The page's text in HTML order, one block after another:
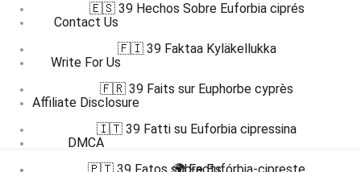
Contact Us
Write For Us
Affiliate Disclosure
DMCA
🇪🇸 39 Hechos Sobre Euforbia ciprés
🇫🇮 39 Faktaa Kyläkellukka
🇫🇷 39 Faits sur Euphorbe cyprès
🇮🇹 39 Fatti su Euforbia cipressina